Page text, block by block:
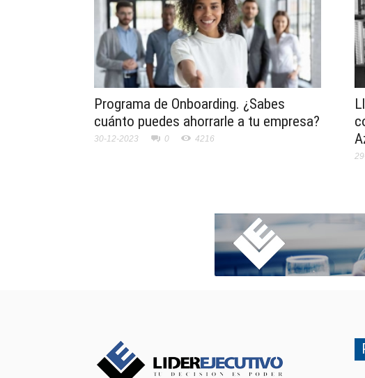
Programa de Onboarding. ¿Sabes
cuánto puedes ahorrarle a tu empresa?
30-12-2023 0 4216